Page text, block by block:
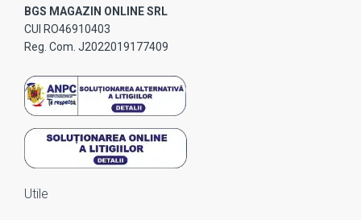
BGS MAGAZIN ONLINE SRL
CUI RO46910403
Reg. Com. J2022019177409
Utile